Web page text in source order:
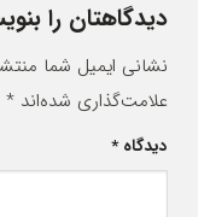
دیدگاهتان را
نشانی ایمیل شما
علامت‌گذاری شده‌اند *
دیدگاه*